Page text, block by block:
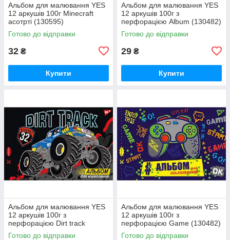
Альбом для малювання YES
12 аркушів 100г Minecraft
асотрті (130595)
Готово до відправки
32 ₴
Купити
Альбом для малювання YES
12 аркушів 100г з
перфорацією Album (130482)
Готово до відправки
29 ₴
Купити
Альбом для малювання YES
12 аркушів 100г з
перфорацією Dirt track
(130482)
Готово до відправки
Альбом для малювання YES
12 аркушів 100г з
перфорацією Game (130482)
Готово до відправки